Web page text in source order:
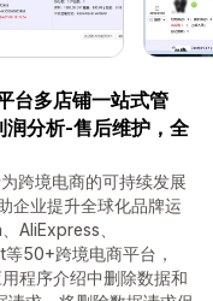
台多店铺一站式管
分析-售后维护，全
跨境电商的可持续发展
企业提升全球化品牌运
AliExpress、
50+跨境电商平台，
程序介绍中删除数据和